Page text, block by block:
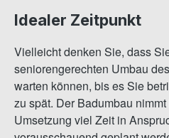
Idealer Zeitpunkt
Vielleicht denken Sie, dass
seniorengerechten Umbau
warten können, bis es Sie
zu spät. Der Badumbau
Umsetzung viel Zeit in